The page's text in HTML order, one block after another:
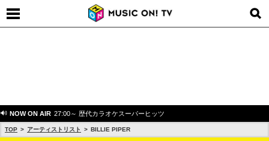
NOW ON AIR 27:00～ 歴代カラオケスーパーヒッツ
TOP アーティストリスト BILLIE PIPER